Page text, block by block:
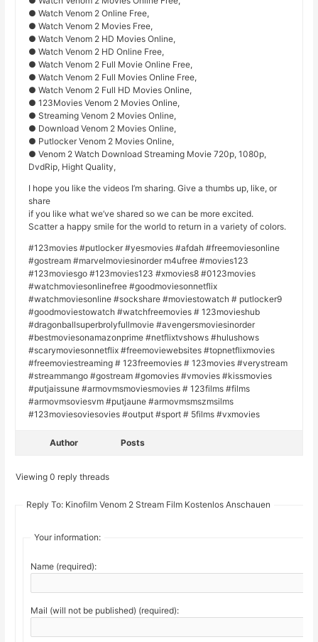
● Watch Venom 2 Online Free,
● Watch Venom 2 Movies Free,
● Watch Venom 2 HD Movies Online,
● Watch Venom 2 HD Online Free,
● Watch Venom 2 Full Movie Online Free,
● Watch Venom 2 Full Movies Online Free,
● Watch Venom 2 Full HD Movies Online,
● 123Movies Venom 2 Movies Online,
● Streaming Venom 2 Movies Online,
● Download Venom 2 Movies Online,
● Putlocker Venom 2 Movies Online,
● Venom 2 Watch Download Streaming Movie 720p, 1080p,
DvdRip, Hight Quality,
I hope you like the videos I’m sharing. Give a thumbs up, like, or
share
if you like what we’ve shared so we can be more excited.
Scatter a happy smile for the world to return in a variety of colors.
#123movies #putlocker #yesmovies #afdah #freemoviesonline
#gostream #marvelmoviesinorder m4ufree #movies123
#123moviesgo #123movies123 #xmovies8 #0123movies
#watchmoviesonlinefree #goodmoviesonnetflix
#watchmoviesonline #sockshare #moviestowatch # putlocker9
#goodmoviestowatch #watchfreemovies # 123movieshub
#dragonballsuperbrolyfullmovie #avengersmoviesinorder
#bestmoviesonamazonprime #netflixtvshows #hulushows
#scarymoviesonnetflix #freemoviewebsites #topnetflixmovies
#freemoviestreaming # 123freemovies # 123movies #verystream
#streammango #gostream #gomovies #vmovies #kissmovies
#putjaissune #armovmsmoviesmovies # 123films #films
#armovmsoviesvm #putjaune #armovmsmszmsilms
#123moviesoviesovies #output #sport # 5films #vxmovies
Author Posts
Viewing 0 reply threads
Reply To: Kinofilm Venom 2 Stream Film Kostenlos Anschauen
Your information:
Name (required):
Mail (will not be published) (required):